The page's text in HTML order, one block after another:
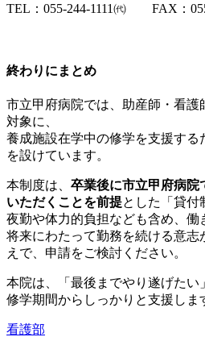
TEL：055-244-1111㈹ FAX：
終わりにまとめ
市立甲府病院では、助産師・看護
対象に、
養成施設在学中の修学を支援す
を設けています。
本制度は、 卒業後に市立甲府病院
いただくことを前提とした「貸付
夜勤や体力的負担なども含め、働
将来にわたって勤務を続ける意志
えで、申請をご検討ください。
本院は、「 最後までやり遂げたい
修学期間からしっかりと支援しま
看護部